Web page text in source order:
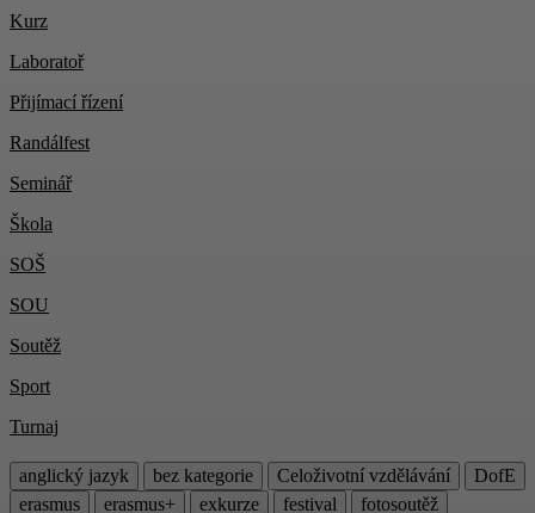
Kurz
Laboratoř
Přijímací řízení
Randálfest
Seminář
Škola
SOŠ
SOU
Soutěž
Sport
Turnaj
anglický jazyk bez kategorie Celoživotní vzdělávání
DofE
erasmus
erasmus+ exkurze festival fotosoutěž